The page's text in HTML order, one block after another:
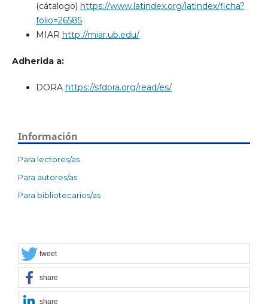
(cátalogo) https://www.latindex.org/latindex/ficha?
folio=26585
MIAR http://miar.ub.edu/
Adherida a:
DORA https://sfdora.org/read/es/
Información
Para lectores/as
Para autores/as
Para bibliotecarios/as
tweet
share
share